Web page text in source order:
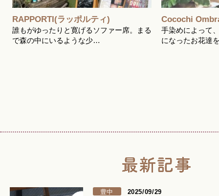
RAPPORTI(ラッポルティ)
誰もがゆったりと寛げるソファー席。まる
で森の中にいるような少…
Cocochi
手染めによって
になったお花達
豊中 2025/09/29